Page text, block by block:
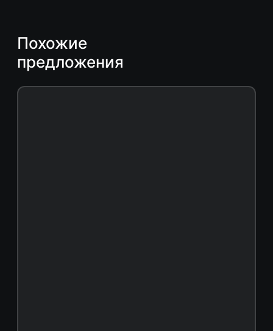
Похожие
предложения